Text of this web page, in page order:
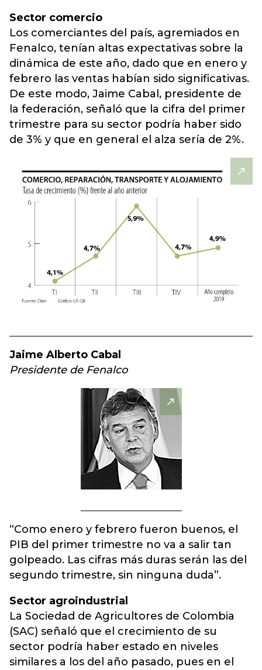
Sector comercio
Los comerciantes del país, agremiados en
Fenalco, tenían altas expectativas sobre la
dinámica de este año, dado que en enero y
febrero las ventas habían sido significativas.
De este modo, Jaime Cabal, presidente de
la federación, señaló que la cifra del primer
trimestre para su sector podría haber sido
de 3% y que en general el alza sería de 2%.
Jaime Alberto Cabal
Presidente de Fenalco
“Como enero y febrero fueron buenos, el
PIB del primer trimestre no va a salir tan
golpeado. Las cifras más duras serán las del
segundo trimestre, sin ninguna duda”.
Sector agroindustrial
La Sociedad de Agricultores de Colombia
(SAC) señaló que el crecimiento de su
sector podría haber estado en niveles
similares a los del año pasado, pues en el